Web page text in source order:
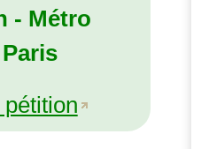
- Métro